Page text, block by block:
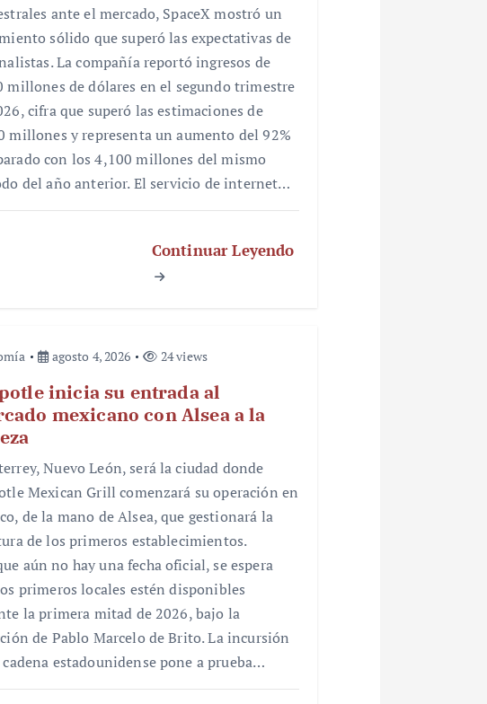
ante el mercado, SpaceX mostró un
sólido que superó las expectativas de
La compañía reportó ingresos de
millones de dólares en el segundo trimestre
cifra que superó las estimaciones de
millones y representa un aumento del 92%
con los 4,100 millones del mismo
del año anterior. El servicio de internet…
Continuar Leyendo
agosto 4, 2026 24 views
inicia su entrada al
mexicano con Alsea a la
Nuevo León, será la ciudad donde
Mexican Grill comenzará su operación en
de la mano de Alsea, que gestionará la
de los primeros establecimientos.
aún no hay una fecha oficial, se espera
primeros locales estén disponibles
la primera mitad de 2026, bajo la
de Pablo Marcelo de Brito. La incursión
cadena estadounidense pone a prueba…